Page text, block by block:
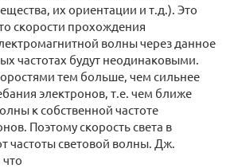
их ориентации и т.д.). Это
скорости прохождения
волны через данное
частотах будут неодинаковыми.
тем больше, чем сильнее
электронов, т.е. чем ближе
к собственной частоте
Поэтому скорость света в
частоты световой волны. Дж.